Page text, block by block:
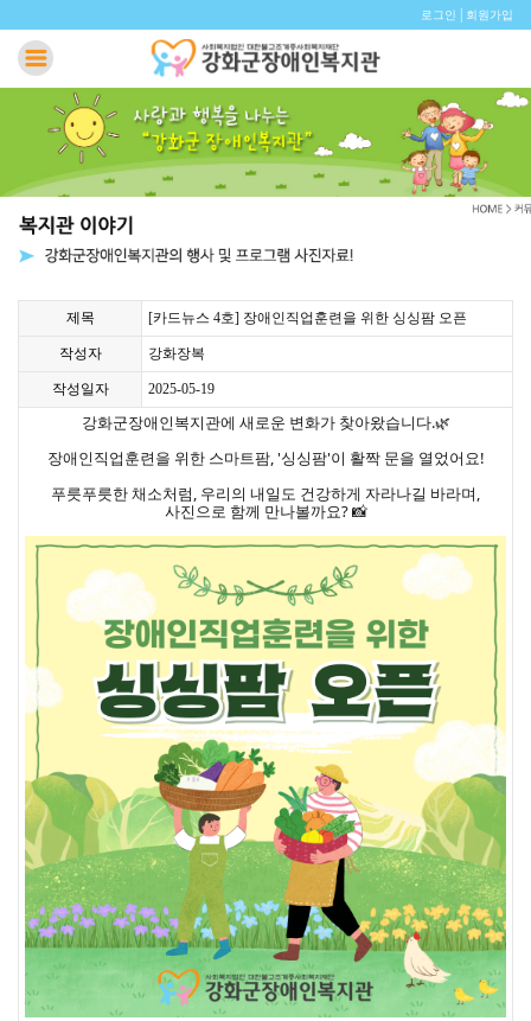
로그인 회원가입
제목 [카드뉴스 4호] 장애인직업훈련을 위한 싱싱팜 오픈
작성자 강화장복
작성일자 2025-05-19
강화군장애인복지관에 새로운 변화가 찾아왔습니다.🌿
장애인직업훈련을 위한 스마트팜, '싱싱팜'이 활짝 문을 열었어요!
푸릇푸릇한 채소처럼, 우리의 내일도 건강하게 자라나길 바라며,
사진으로 함께 만나볼까요? 📸